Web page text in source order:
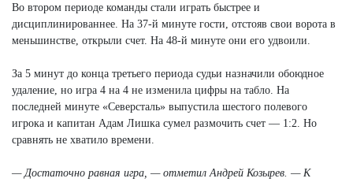
Во втором периоде команды стали играть быстрее и
дисциплинированнее. На 37-й минуте гости, отстояв свои ворота в
меньшинстве, открыли счет. На 48-й минуте они его удвоили.
За 5 минут до конца третьего периода судьи назначили обоюдное
удаление, но игра 4 на 4 не изменила цифры на табло. На
последней минуте «Северсталь» выпустила шестого полевого
игрока и капитан Адам Лишка сумел размочить счет — 1:2. Но
сравнять не хватило времени.
— Достаточно равная игра, — отметил Андрей Козырев. — К